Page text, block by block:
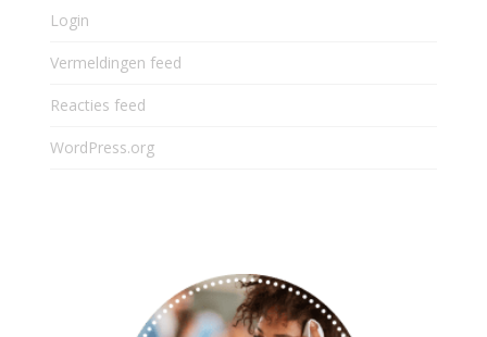
Login
Vermeldingen feed
Reacties feed
WordPress.org